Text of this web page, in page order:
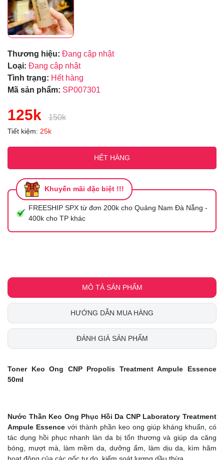
Thương hiệu: Đang cập nhật
Loại: Đang cập nhật
Tình trạng: Hết hàng
Mã sản phẩm: SP007301
125k 150k
Tiết kiệm: 25k
HẾT HÀNG
Khuyến mãi đặc biệt !!!
FREESHIP SPX từ đơn 200k cho Quảng Nam Đà Nẵng -
400k cho TP khác
MÔ TẢ SẢN PHẨM
HƯỚNG DẪN MUA HÀNG
ĐÁNH GIÁ SẢN PHẨM
Toner Keo Ong CNP Propolis Treatment Ampule Essence
50ml
Nước Thần Keo Ong Phục Hồi Da CNP Laboratory Treatment
Ampule Essence với thành phần keo ong giúp kháng khuẩn, có
tác dụng hồi phục nhanh làn da bị tổn thương và giúp da căng
bóng, mượt mà, làm mềm da, dưỡng ẩm, làm dịu da, kìm hãm
hoạt động của các gốc tự do, kiểm soát lượng dầu thừa.